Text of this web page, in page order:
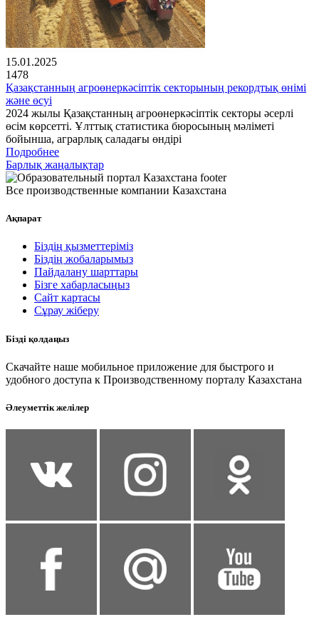
15.01.2025
1478
Қазақстанның агроөнеркәсіптік секторының рекордтық өнімі
және өсуі
2024 жылы Қазақстанның агроөнеркәсіптік секторы әсерлі
өсім көрсетті. Ұлттық статистика бюросының мәліметі
бойынша, аграрлық саладағы өндірі
Подробнее
Барлық жаңалықтар
Все производственные компании Казахстана
Ақпарат
Біздің қызметтеріміз
Біздің жобаларымыз
Пайдалану шарттары
Бізге хабарласыңыз
Сайт картасы
Сұрау жіберу
Бізді қолдаңыз
Скачайте наше мобильное приложение для быстрого и
удобного доступа к Производственному порталу Казахстана
Әлеуметтік желілер